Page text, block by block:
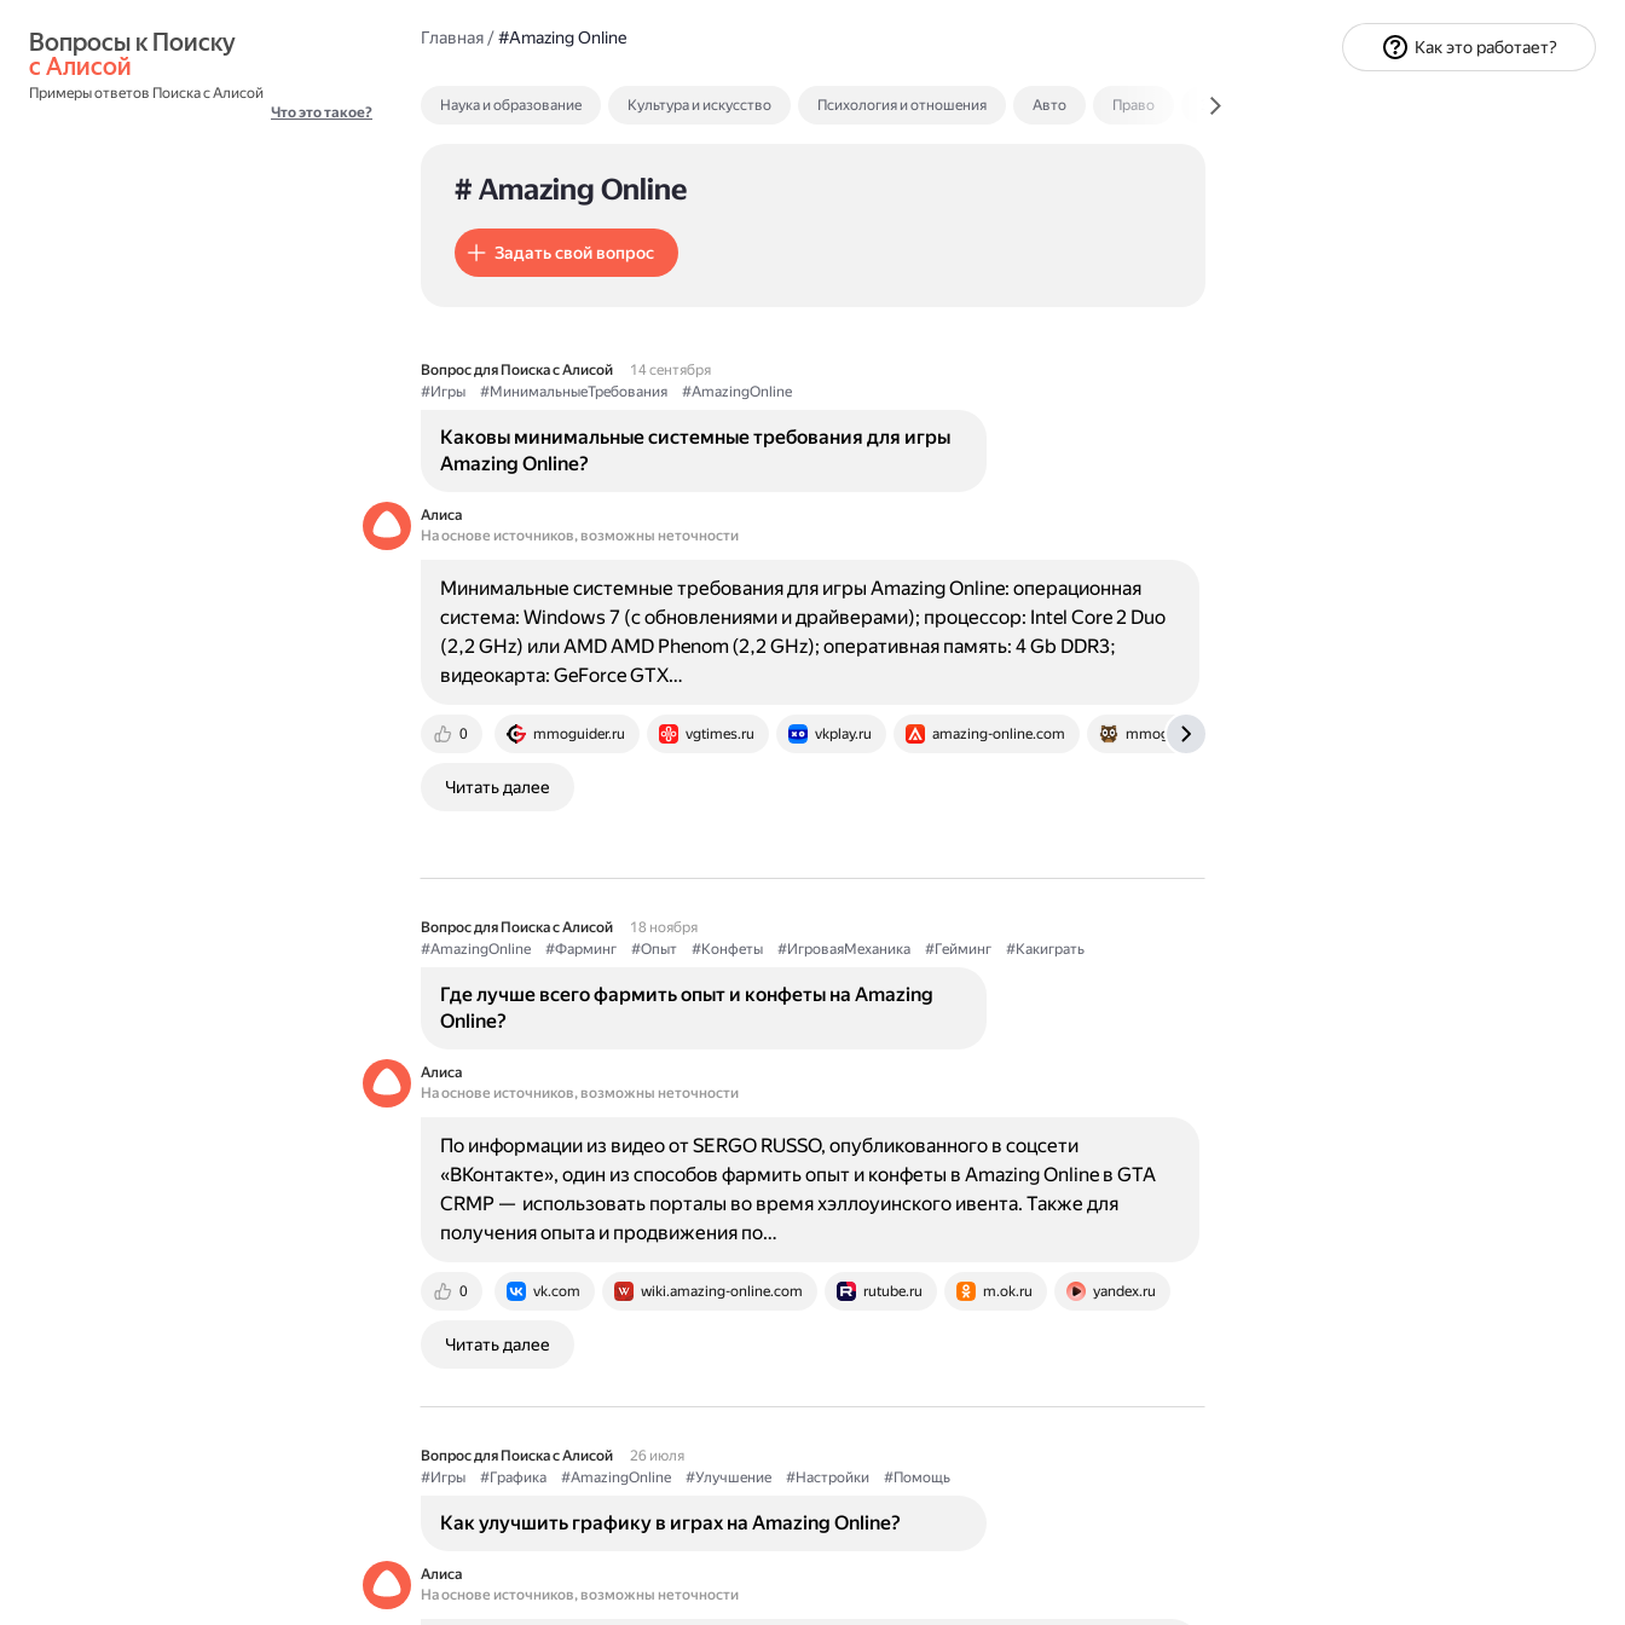
с Алисой
Примеры ответов Поиска с Алисой
Что это такое?
Главная/#Amazing Online
Наука и образование Культура и искусство Психология и отношения Авто Право Экономика и финансы
# Amazing Online
Задать свой вопрос
Вопрос для Поиска с Алисой
14 сентября
#Игры
#МинимальныеТребования #AmazingOnline
Каковы минимальные системные требования для игры
Amazing Online?
Алиса
На основе источников, возможны неточности
0 mmoguider.ru vgtimes.ru vkplay.ru amazing-online.com mmogovno.ru
Минимальные системные требования для игры Amazing Online: операционная
система: Windows 7 (с обновлениями и драйверами); процессор: Intel Core 2 Duo
(2,2 GHz) или AMD AMD Phenom (2,2 GHz); оперативная память: 4 Gb DDR3;
видеокарта: GeForce GTX…
Читать далее
Вопрос для Поиска с Алисой
18 ноября
#AmazingOnline
#Фарминг #Опыт #Конфеты #ИгроваяМеханика #Гейминг #Какиграть
Где лучше всего фармить опыт и конфеты на Amazing
Online?
Алиса
На основе источников, возможны неточности
0 vk.com wiki.amazing-online.com rutube.ru m.ok.ru yandex.ru
По информации из видео от SERGO RUSSO, опубликованного в соцсети
«ВКонтакте», один из способов фармить опыт и конфеты в Amazing Online в GTA
CRMP — использовать порталы во время хэллоуинского ивента. Также для
получения опыта и продвижения по…
Читать далее
Вопрос для Поиска с Алисой
26 июля
#Игры
#Графика #AmazingOnline #Улучшение #Настройки #Помощь
Как улучшить графику в играх на Amazing Online?
Алиса
На основе источников, возможны неточности
Как это работает?